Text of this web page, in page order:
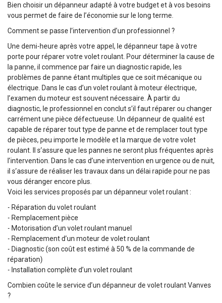
Bien choisir un dépanneur adapté à votre budget et à vos besoins
vous permet de faire de l’économie sur le long terme.
Comment se passe l’intervention d’un professionnel ?
Une demi-heure après votre appel, le dépanneur tape à votre
porte pour réparer votre volet roulant. Pour déterminer la cause de
la panne, il commence par faire un diagnostic rapide, les
problèmes de panne étant multiples que ce soit mécanique ou
électrique. Dans le cas d’un volet roulant à moteur électrique,
l’examen du moteur est souvent nécessaire. À partir du
diagnostic, le professionnel en conclut s’il faut réparer ou changer
carrément une pièce défectueuse. Un dépanneur de qualité est
capable de réparer tout type de panne et de remplacer tout type
de pièces, peu importe le modèle et la marque de votre volet
roulant. Il s’assure que les pannes ne seront plus fréquentes après
l’intervention. Dans le cas d’une intervention en urgence ou de nuit,
il s’assure de réaliser les travaux dans un délai rapide pour ne pas
vous déranger encore plus.
Voici les services proposés par un dépanneur volet roulant :
- Réparation du volet roulant
- Remplacement pièce
- Motorisation d’un volet roulant manuel
- Remplacement d’un moteur de volet roulant
- Diagnostic (son coût est estimé à 50 % de la commande de
réparation)
- Installation complète d’un volet roulant
Combien coûte le service d’un dépanneur de volet roulant Vanves
?